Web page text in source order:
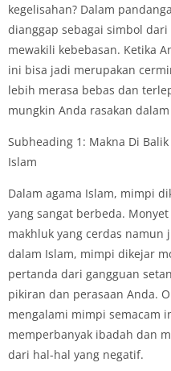
kegelisahan? Dalam
dianggap sebagai simbol
mewakili kebebasan. Ketika
ini bisa jadi merupakan
lebih merasa bebas dan
mungkin Anda rasakan
Subheading 1: Makna Di
Islam
Dalam agama Islam, mimpi
yang sangat berbeda.
makhluk yang cerdas
dalam Islam, mimpi dikejar
pertanda dari gangguan
pikiran dan perasaan Anda.
mengalami mimpi semacam
memperbanyak ibadah dan
dari hal-hal yang negatif.